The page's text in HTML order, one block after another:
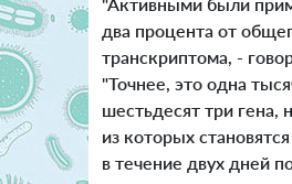
два процента от
транскриптома, -
"Точнее, это одна
шестьдесят три гена,
из которых
в течение двух дней